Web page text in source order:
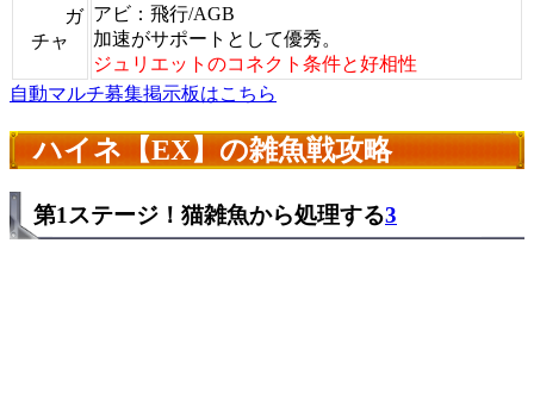
ガ
チャ
アビ：飛行/AGB
加速がサポートとして優秀。
ジュリエットのコネクト条件と好相性
自動マルチ募集掲示板はこちら
ハイネ【EX】の雑魚戦攻略
第1ステージ！猫雑魚から処理する3